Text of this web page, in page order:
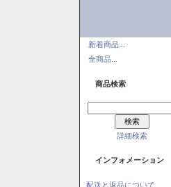
新着商品...
全商品...
商品検索
詳細検索
インフォメーション
配送と返品について